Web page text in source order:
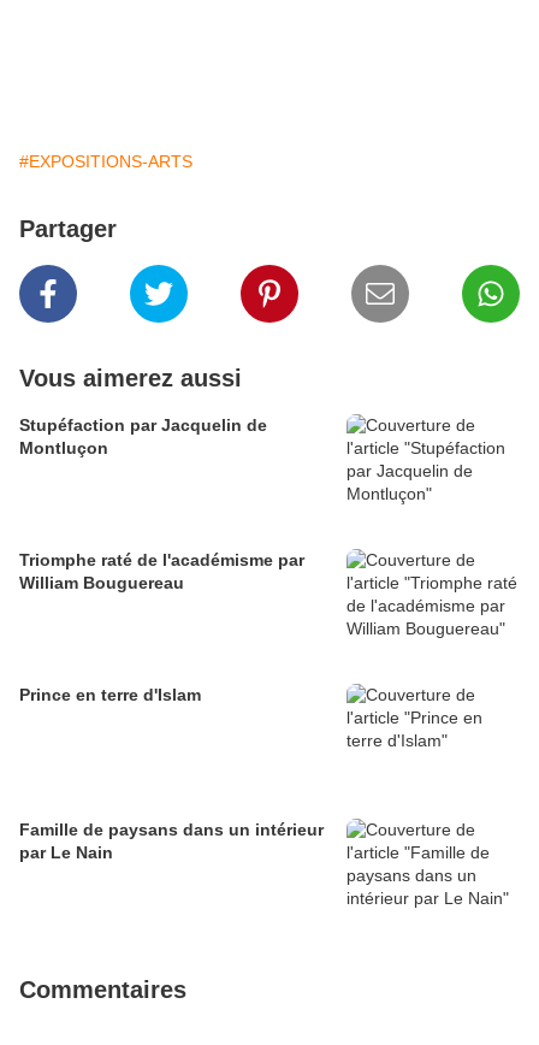
#EXPOSITIONS-ARTS
Partager
Vous aimerez aussi
Stupéfaction par Jacquelin de
Montluçon
Triomphe raté de l'académisme par
William Bouguereau
Prince en terre d'Islam
Famille de paysans dans un intérieur
par Le Nain
Commentaires